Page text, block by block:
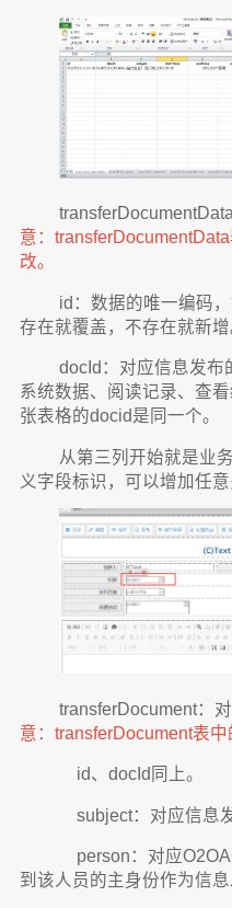
transferDocumentData
意：
改。
id：数据的唯一编码，
存在就覆盖，不存在就新
docId：对应信息发布的
系统数据、阅读记录、查
张表格的docid是同一个。
从第三列开始就是业务
义字段标识，可以增加
transferDocument：对
意：transferDocument表中
id、docId同上。
subject：对应信息发
person：对应O2OA开
到该人员的主身份作为信息